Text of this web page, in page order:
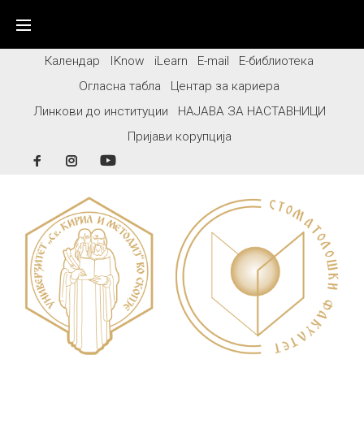
contentКалендар IKnow iLearn E-mail
Е-библиотека
Огласна табла
Центар за кариера
Линкови до институции
НАЈАВА ЗА НАСТАВНИЦИ
Пријави корупција
FacebookInstagram